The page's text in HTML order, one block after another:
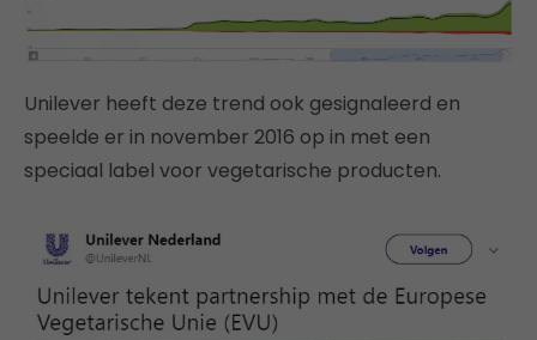
Unilever heeft deze trend ook gesignaleerd en
speelde er in november 2016 op in met een
speciaal label voor vegetarische producten.